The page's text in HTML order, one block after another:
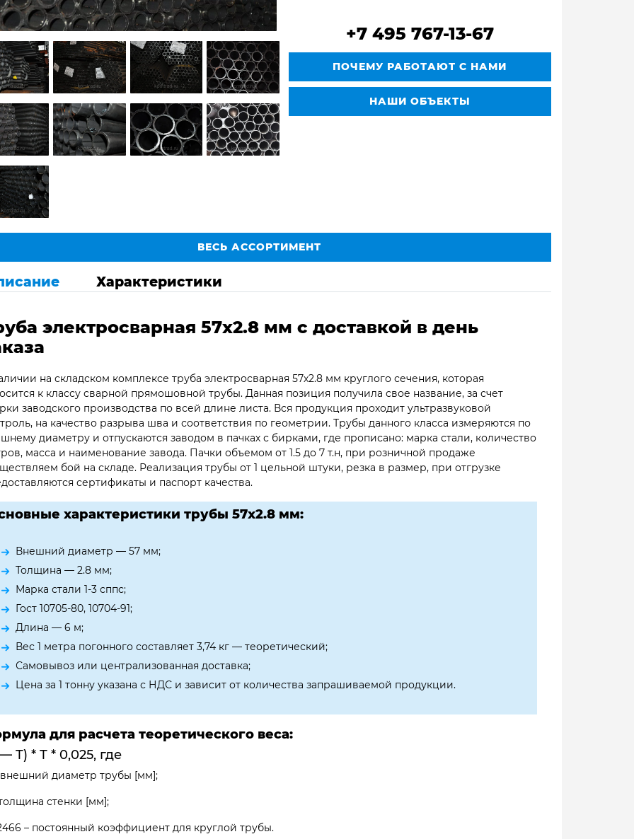
+7 495 767-13-67
ПОЧЕМУ РАБОТАЮТ С НАМИ
НАШИ ОБЪЕКТЫ
ВЕСЬ АССОРТИМЕНТ
Характеристики
электросварная 57х2.8 мм с доставкой в день
на складском комплексе труба электросварная 57х2.8 мм круглого сечения, которая
к классу сварной прямошовной трубы. Данная позиция получила свое название, за счет
заводского производства по всей длине листа. Вся продукция проходит ультразвуковой
на качество разрыва шва и соответствия по геометрии. Трубы данного класса измеряются по
диаметру и отпускаются заводом в пачках с бирками, где прописано: марка стали, количество
масса и наименование завода. Пачки объемом от 1.5 до 7 т.н, при розничной продаже
бой на складе. Реализация трубы от 1 цельной штуки, резка в размер, при отгрузке
сертификаты и паспорт качества.
характеристики трубы 57х2.8 мм:
Внешний диаметр — 57 мм;
Толщина — 2.8 мм;
Марка стали 1-3 сппс;
Гост 10705-80, 10704-91;
Длина — 6 м;
Вес 1 метра погонного составляет 3,74 кг — теоретический;
Самовывоз или централизованная доставка;
Цена за 1 тонну указана с НДС и зависит от количества запрашиваемой продукции.
для расчета теоретического веса:
Т) * Т * 0,025, где
диаметр трубы [мм];
стенки [мм];
– постоянный коэффициент для круглой трубы.